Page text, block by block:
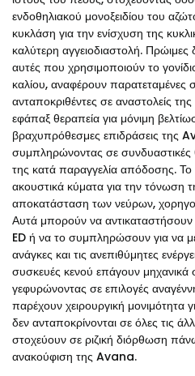
ενδοθηλιακού μονοξειδίου του
κυκλάση για την ενίσχυση της
καλύτερη αγγειοδιαστολή.
αυτές που χρησιμοποιούν το
καλίου, αναφέρουν παρατεταμένες
ανταποκριθέντες σε αναστολείς
εφάπαξ θεραπεία για μόνιμη
βραχυπρόθεσμες επιδράσεις
συμπληρώνοντας σε συνδυαστικές
της κατά παραγγελία απόδοσης. Το
ακουστικά κύματα για την τόνωση
αποκατάσταση των νεύρων,
Αυτά μπορούν να
ED ή να το συμπληρώσουν για να
ανάγκες και τις ανεπιθύμητες
συσκευές κενού επάγουν μηχανικά
γεφυρώνοντας σε επιλογές
παρέχουν χειρουργική μονιμότητα
δεν ανταποκρίνονται σε όλες τις
στοχεύουν σε ριζική διόρθωση
ανακούφιση της Avana.